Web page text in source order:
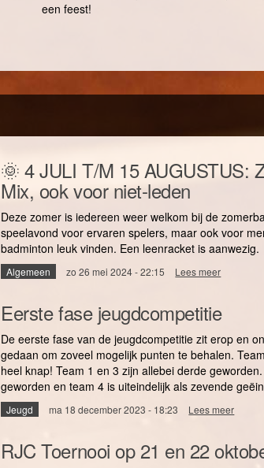
een feest!
🌞 4 JULI T/M 15 AUGUSTUS:
Mix, ook voor niet-leden
Deze zomer is iedereen weer welkom bij de
speelavond voor ervaren spelers, maar ook voor
badminton leuk vinden. Een leenracket is aanwezig.
Algemeen zo 26 mei 2024 - 22:15 Lees meer
JULI
15
bij
BC
Mix,
ook
niet-
leden
Eerste fase jeugdcompetitie
De eerste fase van de jeugdcompetitie zit erop en
gedaan om zoveel mogelijk punten te behalen.
heel knap! Team 1 en 3 zijn allebei derde
geworden en team 4 is uiteindelijk als zevende
Jeugd ma 18 december 2023 - 18:23 Lees meer
RJC Toernooi op 21 en 22